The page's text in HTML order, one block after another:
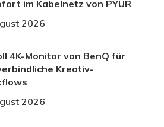
im Kabelnetz von PŸUR
2026
4K-Monitor von BenQ für
Kreativ-
2026